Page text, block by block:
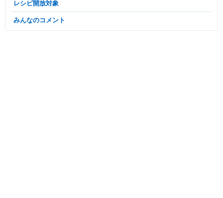
レシピ開放対象
みんなのコメント